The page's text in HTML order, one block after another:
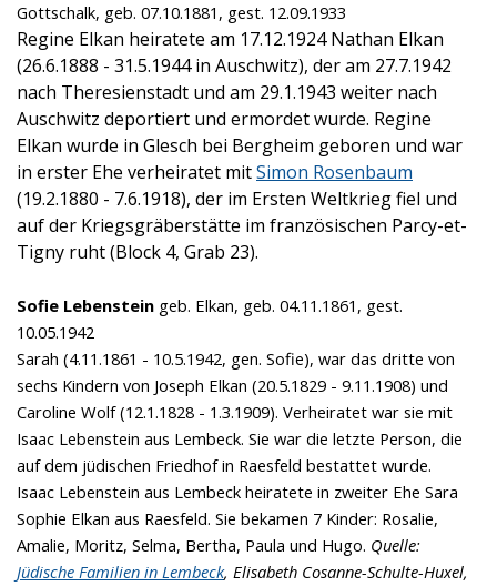
Gottschalk, geb. 07.10.1881, gest. 12.09.1933
Regine Elkan heiratete am 17.12.1924 Nathan Elkan
(26.6.1888 - 31.5.1944 in Auschwitz), der am 27.7.1942
nach Theresienstadt und am 29.1.1943 weiter nach
Auschwitz deportiert und ermordet wurde. Regine
Elkan wurde in Glesch bei Bergheim geboren und war
in erster Ehe verheiratet mitSimon Rosenbaum
(19.2.1880 - 7.6.1918), der im Ersten Weltkrieg fiel und
auf der Kriegsgräberstätte im französischen Parcy-et-
Tigny ruht (Block 4, Grab 23).
Sofie Lebenstein geb. Elkan, geb. 04.11.1861, gest.
10.05.1942
Sarah (4.11.1861 - 10.5.1942, gen. Sofie), war das dritte von
sechs Kindern von Joseph Elkan (20.5.1829 - 9.11.1908) und
Caroline Wolf (12.1.1828 - 1.3.1909). Verheiratet war sie mit
Isaac Lebenstein aus Lembeck. Sie war die letzte Person, die
auf dem jüdischen Friedhof in Raesfeld bestattet wurde.
Isaac Lebenstein aus Lembeck heiratete in zweiter Ehe Sara
Sophie Elkan aus Raesfeld. Sie bekamen 7 Kinder: Rosalie,
Amalie, Moritz, Selma, Bertha, Paula und Hugo. Quelle:
Jüdische Familien in Lembeck, Elisabeth Cosanne-Schulte-Huxel,